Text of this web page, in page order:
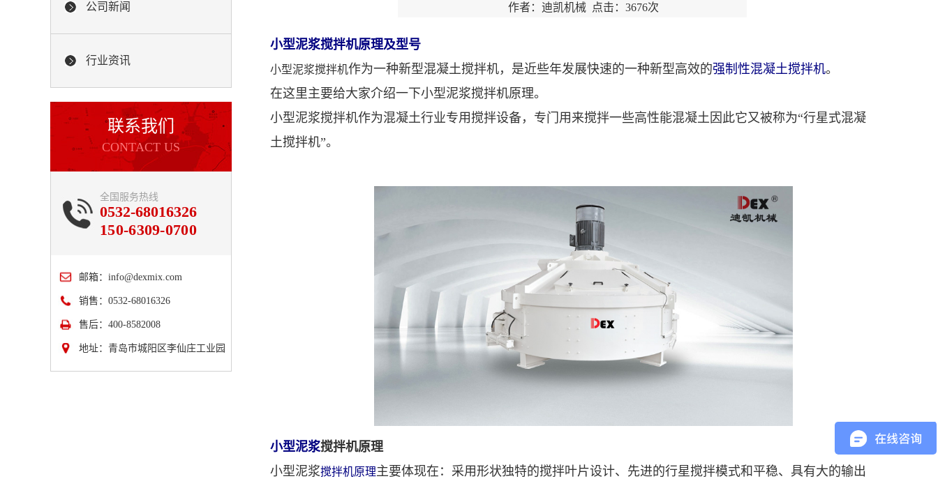
公司新闻
行业资讯
联系我们
CONTACT US
全国服务热线
0532-68016326
150-6309-0700
邮箱： info@dexmix.com
销售：0532-68016326
售后：400-8582008
地址：青岛市城阳区李仙庄工业园
作者：迪凯机械 点击：3676次
小型泥浆搅拌机原理及型号
小型泥浆搅拌机作为一种新型混凝土搅拌机，是近些年发展快速的一种新型高效的强制性混凝土搅拌机。
在这里主要给大家介绍一下小型泥浆搅拌机原理。
小型泥浆搅拌机作为混凝土行业专用搅拌设备，专门用来搅拌一些高性能混凝土因此它又被称为“行星式混凝
土搅拌机”。
小型泥浆搅拌机原理
小型泥浆搅拌机原理主要体现在：采用形状独特的搅拌叶片设计、先进的行星搅拌模式和平稳、具有大的输出